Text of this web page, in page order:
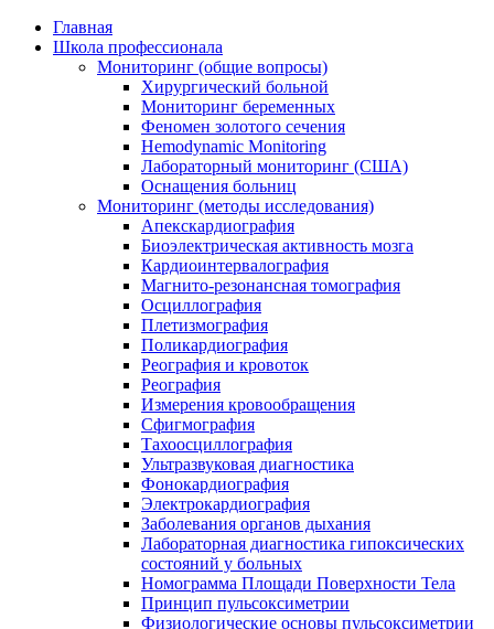
Главная
Школа профессионала
Мониторинг (общие вопросы)
Хирургический больной
Мониторинг беременных
Феномен золотого сечения
Hemodynamic Monitoring
Лабораторный мониторинг (США)
Оснащения больниц
Мониторинг (методы исследования)
Апекскардиография
Биоэлектрическая активность мозга
Кардиоинтервалография
Магнито-резонансная томография
Осциллография
Плетизмография
Поликардиография
Реография и кровоток
Реография
Измерения кровообращения
Сфигмография
Тахоосциллография
Ультразвуковая диагностика
Фонокардиография
Электрокардиография
Заболевания органов дыхания
Лабораторная диагностика гипоксических
состояний у больных
Номограмма Площади Поверхности Тела
Принцип пульсоксиметрии
Физиологические основы пульсоксиметрии